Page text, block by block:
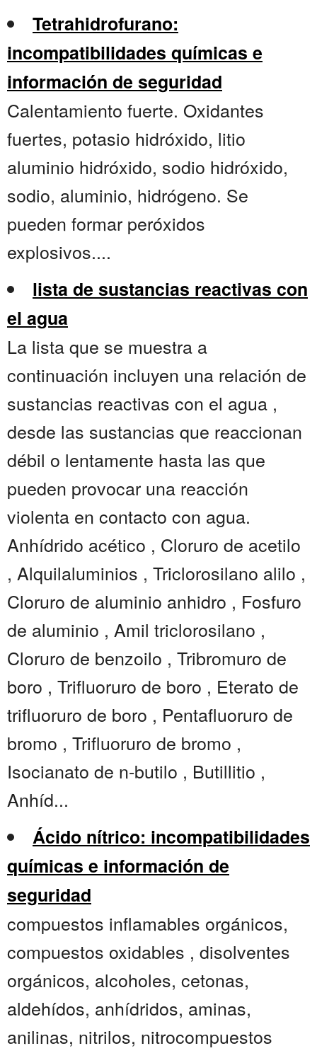
Tetrahidrofurano:
incompatibilidades químicas e
información de seguridad
Calentamiento fuerte. Oxidantes
fuertes, potasio hidróxido, litio
aluminio hidróxido, sodio hidróxido,
sodio, aluminio, hidrógeno. Se
pueden formar peróxidos
explosivos....
lista de sustancias reactivas con
el agua
La lista que se muestra a
continuación incluyen una relación de
sustancias reactivas con el agua ,
desde las sustancias que reaccionan
débil o lentamente hasta las que
pueden provocar una reacción
violenta en contacto con agua.
Anhídrido acético , Cloruro de acetilo
, Alquilaluminios , Triclorosilano alilo ,
Cloruro de aluminio anhidro , Fosfuro
de aluminio , Amil triclorosilano ,
Cloruro de benzoilo , Tribromuro de
boro , Trifluoruro de boro , Eterato de
trifluoruro de boro , Pentafluoruro de
bromo , Trifluoruro de bromo ,
Isocianato de n-butilo , Butillitio ,
Anhíd...
Ácido nítrico: incompatibilidades
químicas e información de
seguridad
compuestos inflamables orgánicos,
compuestos oxidables , disolventes
orgánicos, alcoholes, cetonas,
aldehídos, anhídridos, aminas,
anilinas, nitrilos, nitrocompuestos